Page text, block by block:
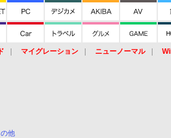
マイグレーション ニューノーマル
他